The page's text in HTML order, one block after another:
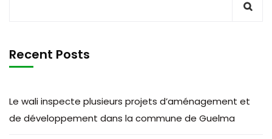
Recent Posts
Le wali inspecte plusieurs projets d’aménagement et
de développement dans la commune de Guelma